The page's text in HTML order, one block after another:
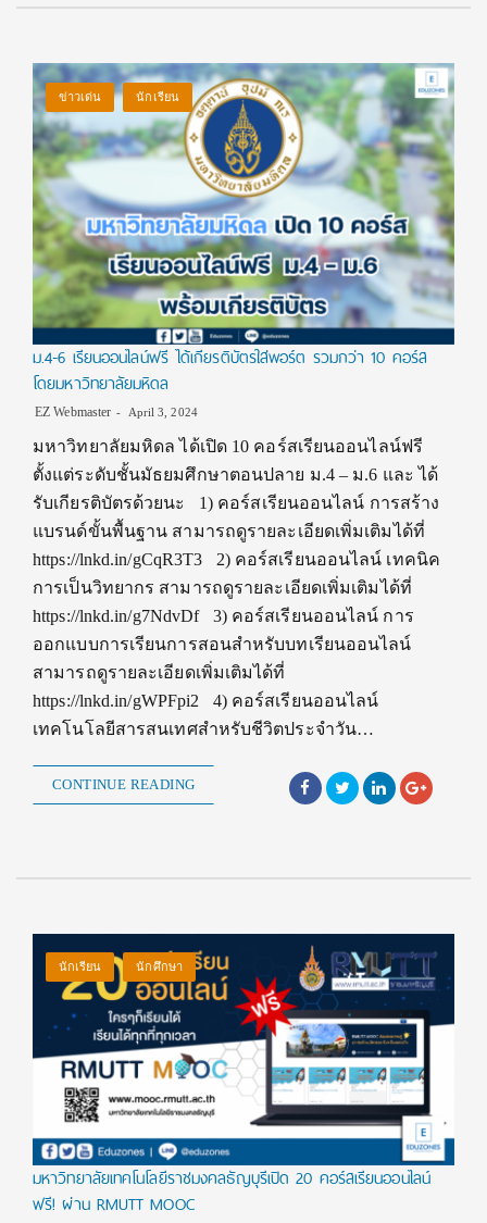
ข่าวเด่น นักเรียน
ม.4-6 เรียนออนไลน์ฟรี ได้เกียรติบัตรใส่พอร์ต รวมกว่า 10 คอร์ส
โดยมหาวิทยาลัยมหิดล
EZ Webmaster April 3, 2024
มหาวิทยาลัยมหิดล ได้เปิด 10 คอร์สเรียนออนไลน์ฟรี
ตั้งแต่ระดับชั้นมัธยมศึกษาตอนปลาย ม.4 – ม.6 และ ได้
รับเกียรติบัตรด้วยนะ 1) คอร์สเรียนออนไลน์ การสร้าง
แบรนด์ขั้นพื้นฐาน สามารถดูรายละเอียดเพิ่มเติมได้ที่
https://lnkd.in/gCqR3T3 2) คอร์สเรียนออนไลน์ เทคนิค
การเป็นวิทยากร สามารถดูรายละเอียดเพิ่มเติมได้ที่
https://lnkd.in/g7NdvDf 3) คอร์สเรียนออนไลน์ การ
ออกแบบการเรียนการสอนสำหรับบทเรียนออนไลน์
สามารถดูรายละเอียดเพิ่มเติมได้ที่
https://lnkd.in/gWPFpi2 4) คอร์สเรียนออนไลน์
เทคโนโลยีสารสนเทศสำหรับชีวิตประจำวัน…
CONTINUE READING
นักเรียน นักศึกษา
มหาวิทยาลัยเทคโนโลยีราชมงคลธัญบุรีเปิด 20 คอร์สเรียนออนไลน์
ฟรี! ผ่าน RMUTT MOOC